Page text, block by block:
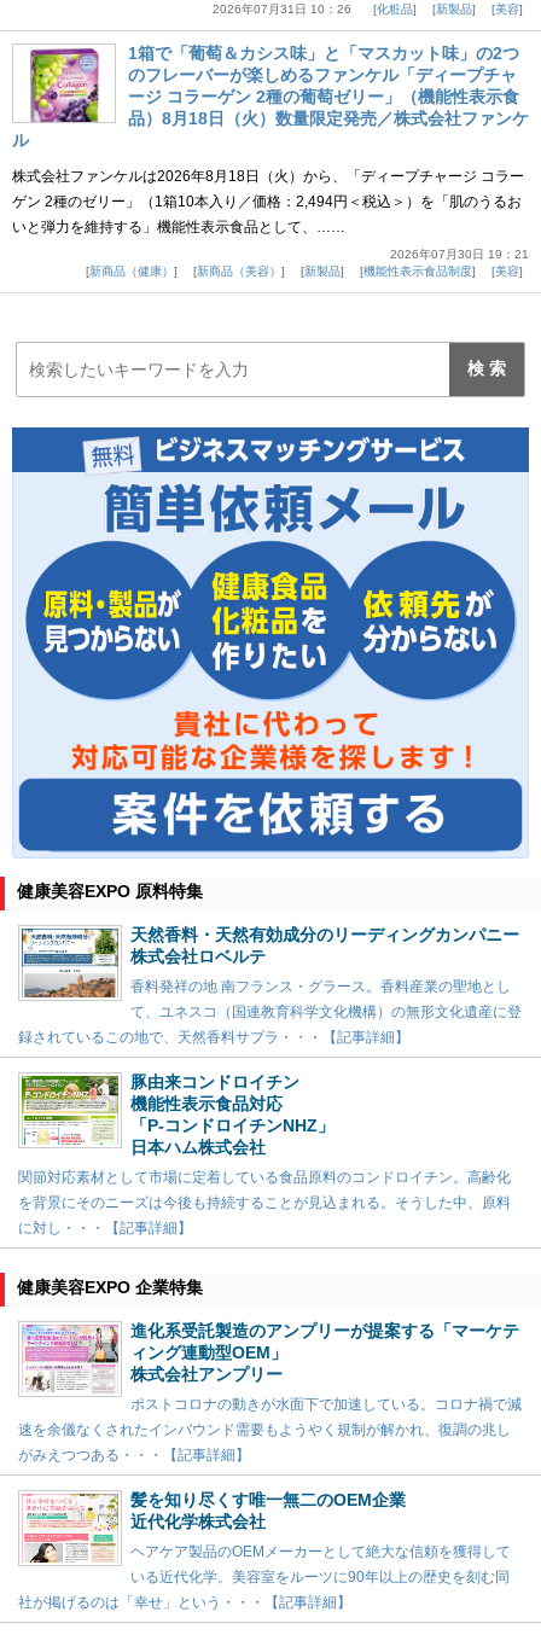
2026年07月31日 10：26 化粧品 新製品 美容
1箱で「葡萄＆カシス味」と「マスカット味」の2つ
のフレーバーが楽しめるファンケル「ディープチャ
ージ コラーゲン 2種の葡萄ゼリー」（機能性表示食
品）8月18日（火）数量限定発売／株式会社ファンケ
ル
株式会社ファンケルは2026年8月18日（火）から、「ディープチャージ コラー
ゲン 2種のゼリー」（1箱10本入り／価格：2,494円＜税込＞）を「肌のうるお
いと弾力を維持する」機能性表示食品として、……
2026年07月30日 19：21
新商品（健康）
新商品（美容） 新製品 機能性表示食品制度 美容
健康美容EXPO 原料特集
天然香料・天然有効成分のリーディングカンパニー
株式会社ロベルテ
香料発祥の地 南フランス・グラース。香料産業の聖地とし
て、ユネスコ（国連教育科学文化機構）の無形文化遺産に登
録されているこの地で、天然香料サプラ・・・【記事詳細】
豚由来コンドロイチン
機能性表示食品対応
「P-コンドロイチンNHZ」
日本ハム株式会社
関節対応素材として市場に定着している食品原料のコンドロイチン。高齢化
を背景にそのニーズは今後も持続することが見込まれる。そうした中、原料
に対し・・・【記事詳細】
健康美容EXPO 企業特集
進化系受託製造のアンプリーが提案する「マーケテ
ィング連動型OEM」
株式会社アンプリー
ポストコロナの動きが水面下で加速している。コロナ禍で減
速を余儀なくされたインバウンド需要もようやく規制が解かれ、復調の兆し
がみえつつある・・・【記事詳細】
髪を知り尽くす唯一無二のOEM企業
近代化学株式会社
ヘアケア製品のOEMメーカーとして絶大な信頼を獲得して
いる近代化学。美容室をルーツに90年以上の歴史を刻む同
社が掲げるのは「幸せ」という・・・【記事詳細】